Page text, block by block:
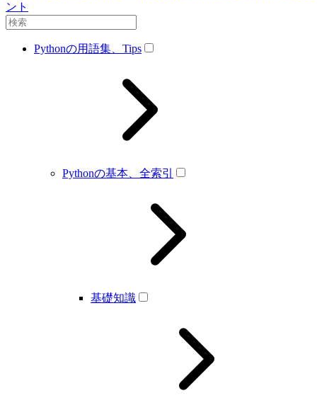
ント
Pythonの用語集、Tips
Pythonの基本、全索引
基礎知識